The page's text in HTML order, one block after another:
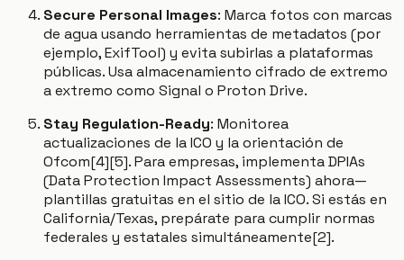
Secure Personal Images: Marca fotos con marcas
de agua usando herramientas de metadatos (por
ejemplo, ExifTool) y evita subirlas a plataformas
públicas. Usa almacenamiento cifrado de extremo
a extremo como Signal o Proton Drive.
Stay Regulation-Ready: Monitorea
actualizaciones de la ICO y la orientación de
Ofcom[4][5]. Para empresas, implementa DPIAs
(Data Protection Impact Assessments) ahora—
plantillas gratuitas en el sitio de la ICO. Si estás en
California/Texas, prepárate para cumplir normas
federales y estatales simultáneamente[2].